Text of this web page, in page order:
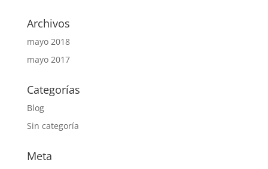
Archivos
mayo 2018
mayo 2017
Categorías
Blog
Sin categoría
Meta